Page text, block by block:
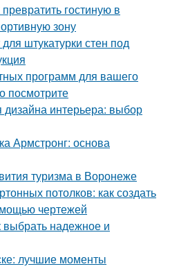
гостиную в
зону
штукатурки стен под
программ для вашего
посмотрите
интерьера: выбор
Армстронг: основа
туризма в Воронеже
потолков: как создать
чертежей
выбрать надежное и
лучшие моменты